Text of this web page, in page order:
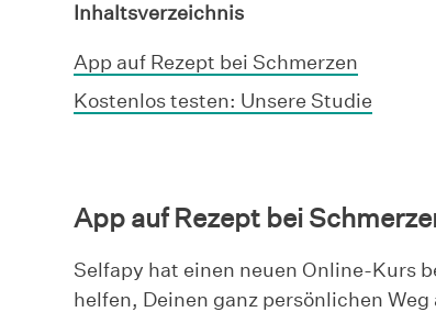
Inhaltsverzeichnis
App auf Rezept bei Schmerzen
Kostenlos testen: Unsere Studie
App auf Rezept bei
Selfapy hat einen neuen Online-Kurs
helfen, Deinen ganz persönlichen